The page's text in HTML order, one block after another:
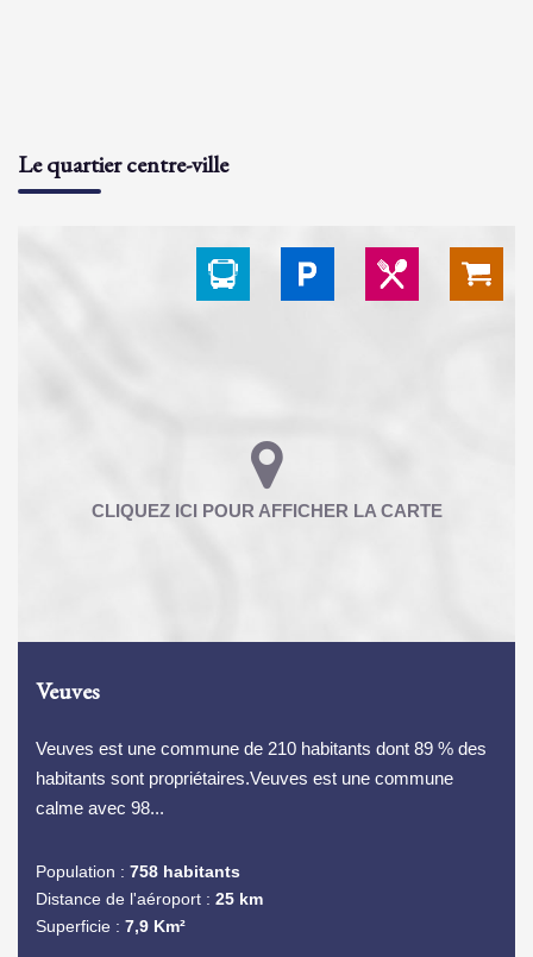
Le quartier centre-ville
Veuves
Veuves est une commune de 210 habitants dont 89 % des
habitants sont propriétaires.Veuves est une commune
calme avec 98...
Population : 758 habitants
Distance de l'aéroport : 25 km
Superficie : 7,9 Km²